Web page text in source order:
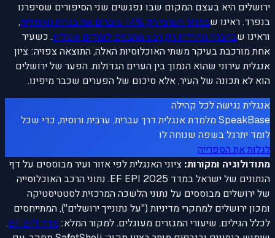
ירושלים היא בעצם המקום שבו נפגשים שני הסיפורים שסיפרנו
בנפרד. ראינו שבמגזר הערבי רק 14% עוברים את בגרות האנגלית
,
וראינו שבחברה החרדית רק רבע מהבנים לומדים אנגלית. כשעיר
אחת מורכבת בעיקר משתי האוכלוסיות האלה, התוצאה צפויה: ציון
אנגלית עירוני שהוא הנמוך בין הערים הגדולות. הפער של ירושלים
הוא לא תכונה של העיר, אלא סיכום של הפערים שכבר מיפינו.
אנגלית נגישה לכל קהילה
SpeakBase מלמדת אנגלית דרך עברית, ערבית ורוסית, כדי שכל
לומד יתרגל בשפה שנוחה לו
לגלות את הספרייה
מתודולוגיה ומקורות: ציוני האנגלית לפי אזור ועיר מבוססים על דף
הנתונים של ישראל במדד EF EPI 2025. נתוני הרכב האוכלוסייה
של ירושלים מבוססים על נתוני הלשכה המרכזית לסטטיסטיקה
ומכון ירושלים למחקרי מדיניות ("על נתונייך ירושלים"), המתייחסים
לכלל הגילים. שיעורי המגזרים מעוגלים. למקור המלא: מדד EF EPI
.